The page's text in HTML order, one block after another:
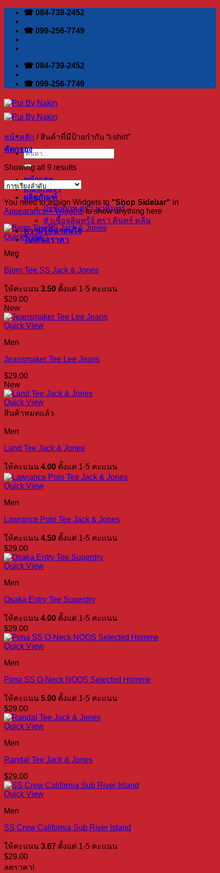
Skip
content
☎ 084-739-2452
☎ 099-256-7749
☎ 084-739-2452
☎ 099-256-7749
ค้นหา:
หน้าแรก
เกี่ยวกับเรา
ผลิตภัณฑ์
ปุ๋ยชีวภาพ ตรา นาคินทร์
หัวเชื้อจุลินทรีย์ ตรา คินทร์ คลีน
ความรู้ที่น่าสนใจ
ใบเสนอราคา
หน้าหลัก /สินค้าที่มีป้ายกำกับ “t-shirt”
คัดกรอง
Showing all 9 results
You need to assign Widgets to "Shop Sidebar" in
Appearance > Widgetsto show anything here
Quick View
Men
Bjorn Tee SS Jack & Jones
ให้คะแนน 3.50 ตั้งแต่ 1-5 คะแนน
$29.00
New
Quick View
Men
Jeansmaker Tee Lee Jeans
$29.00
New
Quick View
สินค้าหมดแล้ว
Men
Land Tee Jack & Jones
ให้คะแนน 4.00 ตั้งแต่ 1-5 คะแนน
Quick View
Men
Lawrance Polo Tee Jack & Jones
ให้คะแนน 4.50 ตั้งแต่ 1-5 คะแนน
$29.00
Quick View
Men
Osaka Entry Tee Superdry
ให้คะแนน 4.00 ตั้งแต่ 1-5 คะแนน
$29.00
Quick View
Men
Pima SS O-Neck NOOS Selected Homme
ให้คะแนน 5.00 ตั้งแต่ 1-5 คะแนน
$29.00
Quick View
Men
Randal Tee Jack & Jones
$29.00
Quick View
Men
SS Crew California Sub River Island
ให้คะแนน 3.67 ตั้งแต่ 1-5 คะแนน
$29.00
ลดราคา!